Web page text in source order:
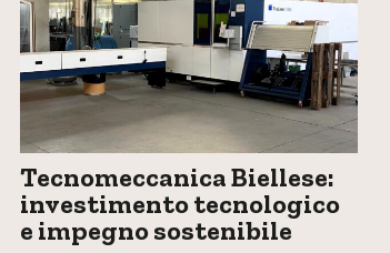
Tecnomeccanica Biellese:
investimento tecnologico
e impegno sostenibile